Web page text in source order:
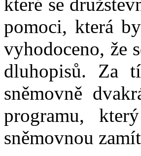
pomoci, která
vyhodoceno, že
dluhopisů. Za
sněmovně
programu,
sněmovnou